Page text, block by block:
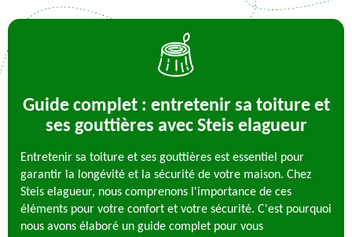
Guide complet : entretenir sa toiture et
ses gouttières avec Steis elagueur
Entretenir sa toiture et ses gouttières est essentiel pour
garantir la longévité et la sécurité de votre maison. Chez
Steis elagueur, nous comprenons l'importance de ces
éléments pour votre confort et votre sécurité. C'est pourquoi
nous avons élaboré un guide complet pour vous